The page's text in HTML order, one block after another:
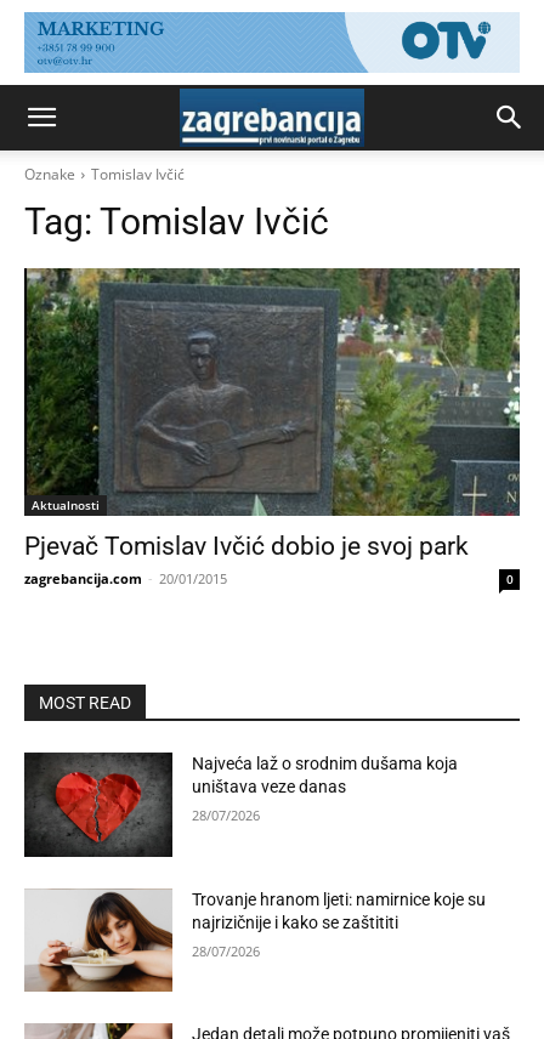
Oznake Tomislav Ivčić
Tag: Tomislav Ivčić
Aktualnosti
Pjevač Tomislav Ivčić dobio je svoj park
zagrebancija.com - 20/01/2015 0
MOST READ
Najveća laž o srodnim dušama koja
uništava veze danas
28/07/2026
Trovanje hranom ljeti: namirnice koje su
najrizičnije i kako se zaštititi
28/07/2026
Jedan detalj može potpuno promijeniti vaš